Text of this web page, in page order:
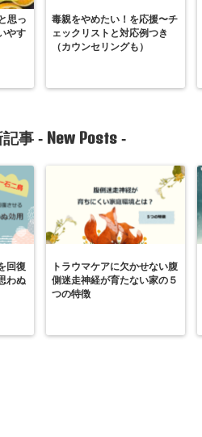
思っ
やす
毒親をやめたい！を応援〜チ
ェックリストと対応例つき
（カウンセリングも）
事 - New Posts -
回復
わぬ
トラウマケアに欠かせない腹
側迷走神経が育たない家の５
つの特徴